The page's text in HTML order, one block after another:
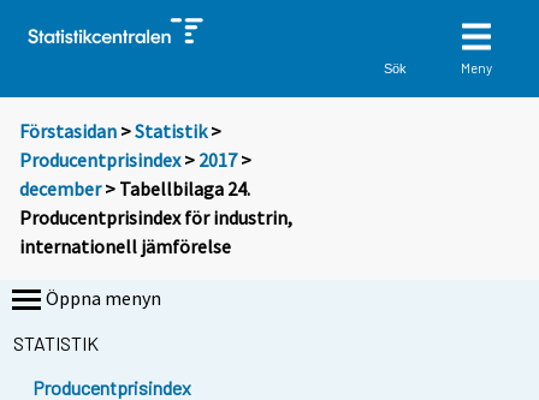
Sök Meny
Förstasidan >Statistik >
Producentprisindex> 2017>
december> Tabellbilaga 24.
Producentprisindex för industrin,
internationell jämförelse
Öppna menyn
STATISTIK
Producentprisindex